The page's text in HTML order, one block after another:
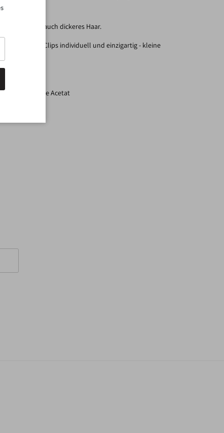
feineres, als auch dickeres Haar.
wird, sind alle Clips individuell und einzigartig - kleine
Cellulose Acetat